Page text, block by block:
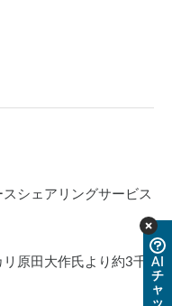
シェアリングサービス
原田大作氏より約3千
AI
チ
ャ
ッ